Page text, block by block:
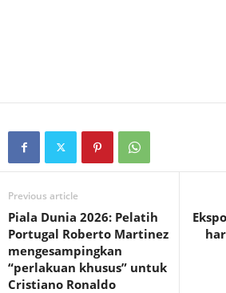
Previous article
Piala Dunia 2026: Pelatih
Portugal Roberto Martinez
mengesampingkan
“perlakuan khusus” untuk
Cristiano Ronaldo